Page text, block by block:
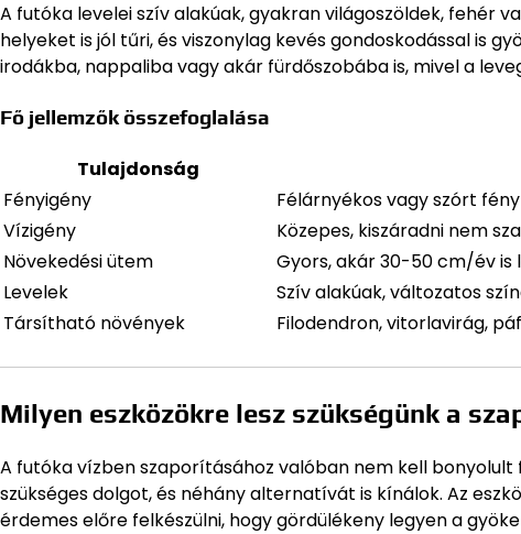
A futóka levelei szív alakúak, gyakran világoszöldek, fehér
helyeket is jól tűri, és viszonylag kevés gondoskodással is
irodákba, nappaliba vagy akár fürdőszobába is, mivel a
Fő jellemzők összefoglalása
Tulajdonság
Fényigény
Félárnyékos vagy szórt fény
Vízigény
Közepes, kiszáradni nem
Növekedési ütem
Gyors, akár 30-50 cm/év
Levelek
Szív alakúak, változatos
Társítható növények
Filodendron, vitorlavirág,
Milyen eszközökre lesz szükségünk a
A futóka vízben szaporításához valóban nem kell
szükséges dolgot, és néhány alternatívát is kínálok. Az
érdemes előre felkészülni, hogy gördülékeny legyen a